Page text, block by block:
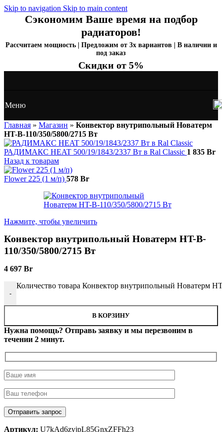
Skip to navigation Skip to main content
Сэкономим Ваше время на подбор
радиаторов!
Рассчитаем мощность | Предложим от 3х вариантов | В наличии и
под заказ
Скидки от 5%
Меню
Главная » Магазин » Конвектор внутрипольный Новатерм
HT-B-110/350/5800/2715 Вт
РАДИМАКС HEAT 500/19/1843/2337 Вт в Ral Classic 1 835 Br
Назад к товарам
Flower 225 (1 м/п) 578 Br
Нажмите, чтобы увеличить
Конвектор внутрипольный Новатерм HT-B-
110/350/5800/2715 Вт
4 697 Br
-
Количество товара Конвектор внутрипольный Новатерм
В КОРЗИНУ
Нужна помощь? Отправь заявку и мы перезвоним в
течении 2 минут.
Артикул: U7kAd6zyjpL85GnxZFFh23